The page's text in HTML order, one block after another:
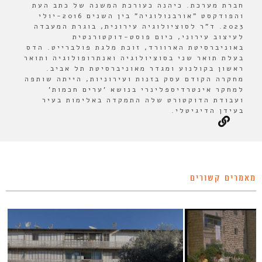
חברת מערכת. כיהנה כעורכת המשנה של כתב העת
והפודקסט "אורבנולוגיה" בין השנים 2016-יולי
2023. ד"ר לסוציולוגיה עירונית, בוגרת המעבדה
לעיצוב עירוני, כיום פוסט-דוקטורנטית
באוניברסיטת הארוורד, זוכת מלגת פולברייט. הדס
בעלת תואר שני בסוציולוגיה ואנתרופולוגיה ותואר
ראשון בקולנוע ומגדר מאוניברסיטת תל אביב.
מחקרה הקודם עסק בזנות ועירוניות, הייתה שותפה
למחקר אינטרדיספלינרי בנושא 'ערים חכמות'
ועבודת הדוקטורט שלה התמקדה באלימות בעיר
בעידן הדיגיטלי.
מאמרים קשורים